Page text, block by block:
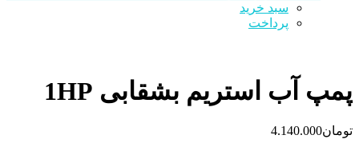
سبد خرید
پرداخت
پمپ آب استریم بشقابی 1HP
تومان4.140.000